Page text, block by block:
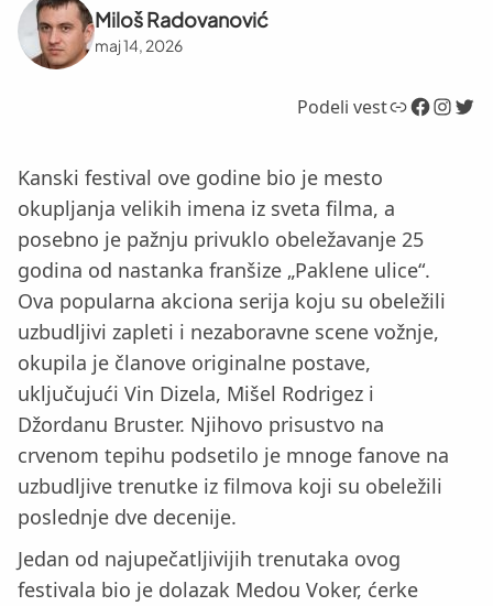
Miloš Radovanović
maj 14, 2026
Podeli vestLink Facebook InstagramTwitter
Kanski festival ove godine bio je mesto
okupljanja velikih imena iz sveta filma, a
posebno je pažnju privuklo obeležavanje 25
godina od nastanka franšize „Paklene ulice“.
Ova popularna akciona serija koju su obeležili
uzbudljivi zapleti i nezaboravne scene vožnje,
okupila je članove originalne postave,
uključujući Vin Dizela, Mišel Rodrigez i
Džordanu Bruster. Njihovo prisustvo na
crvenom tepihu podsetilo je mnoge fanove na
uzbudljive trenutke iz filmova koji su obeležili
poslednje dve decenije.
Jedan od najupečatljivijih trenutaka ovog
festivala bio je dolazak Medou Voker, ćerke